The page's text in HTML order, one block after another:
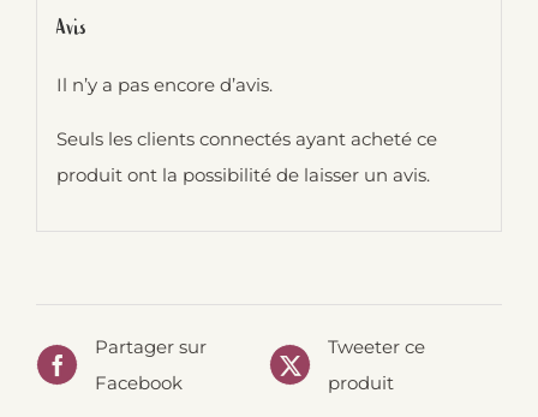
Avis
Il n’y a pas encore d’avis.
Seuls les clients connectés ayant acheté ce
produit ont la possibilité de laisser un avis.
Partager sur
Facebook
Tweeter ce
produit